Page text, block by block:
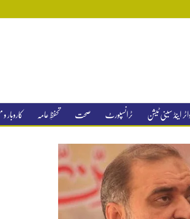
اینڈ سینی ٹیشن ٹرانسپورٹ صحت تحفظِ عامہ کاروبار